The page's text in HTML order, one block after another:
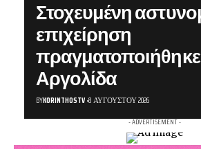
Στοχευμένη
επιχείρηση
Αργολίδα
BYKORINTHOSTV 8 ΑΥΓΟΎΣΤΟΥ 2026
- ADVERTISEMENT -